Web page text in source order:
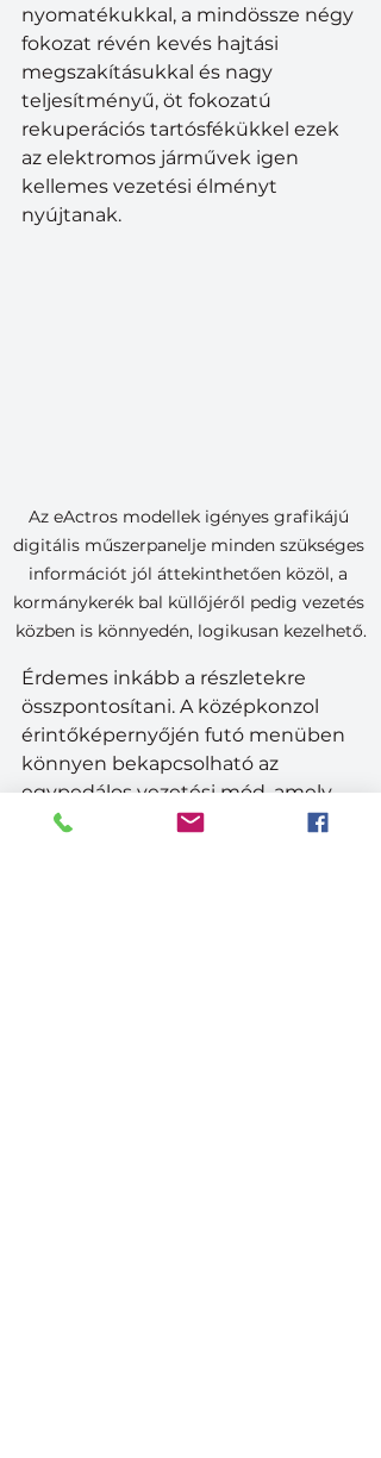
nyomatékukkal, a mindössze négy
fokozat révén kevés hajtási
megszakításukkal és nagy
teljesítményű, öt fokozatú
rekuperációs tartósfékükkel ezek
az elektromos járművek igen
kellemes vezetési élményt
nyújtanak.
Az eActros modellek igényes grafikájú
digitális műszerpanelje minden szükséges
információt jól áttekinthetően közöl, a
kormánykerék bal küllőjéről pedig vezetés
közben is könnyedén, logikusan kezelhető.
Érdemes inkább a részletekre
összpontosítani. A középkonzol
érintőképernyőjén futó menüben
könnyen bekapcsolható az
egypedálos vezetési mód, amely
városi forgalomban lényegesen